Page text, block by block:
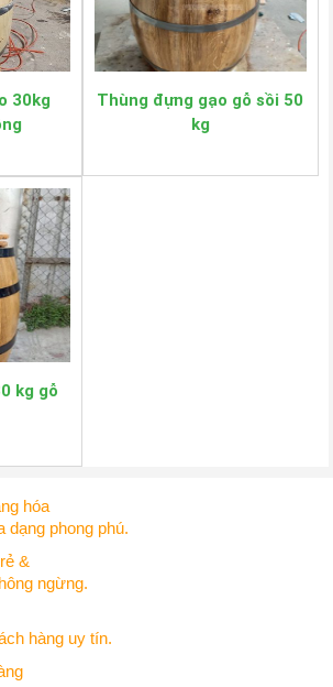
30kg
Thùng đựng gạo gỗ sồi 50
kg
kg gỗ
hóa
dạng phong phú.
&
ngừng.
hàng uy tín.